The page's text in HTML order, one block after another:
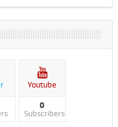
Youtube
0
Subscribers